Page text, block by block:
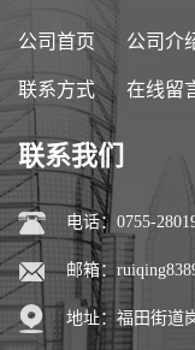
公司首页 公司介
联系方式 在线留
联系我们
电话：0755-
邮箱：
地址：福田街道